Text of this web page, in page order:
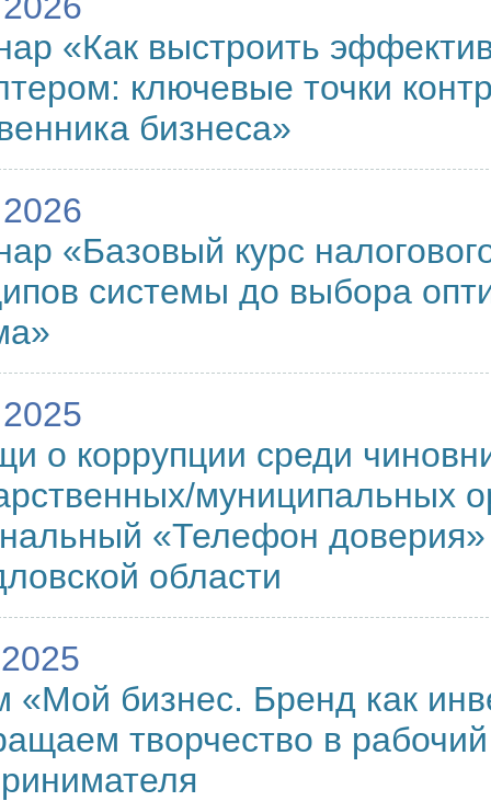
«Как выстроить
ключевые точки
бизнеса»
«Базовый курс
системы до выбора
о коррупции среди
муниципальных
«Телефон доверия»
области
«Мой бизнес. Бренд как
творчество в